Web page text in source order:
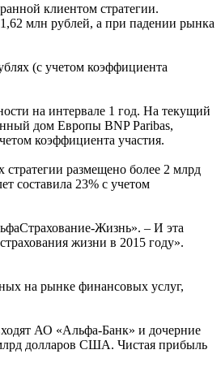
клиентом стратегии.
млн рублей, а при падении рынка
(с учетом коэффициента
на интервале 1 год. На текущий
дом Европы BNP Paribas,
коэффициента участия.
размещено более 2 млрд
составила 23% с учетом
Жизнь». – И эта
жизни в 2015 году».
на рынке финансовых услуг,
АО «Альфа-Банк» и дочерние
долларов США. Чистая прибыль